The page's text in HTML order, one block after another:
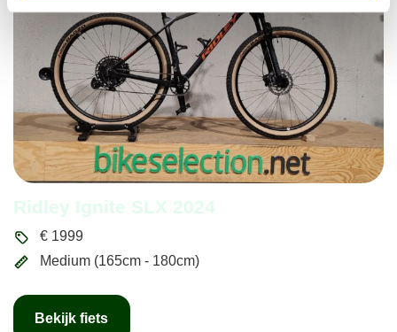
Ridley Ignite SLX 2024
€ 1999
Medium (165cm - 180cm)
Bekijk fiets